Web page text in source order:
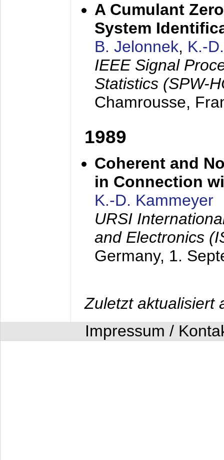
A Cumulant
System
B. Jelonnek, K.-
IEEE Signal
Statistics (SPW-
Chamrousse,
1989
Coherent and
in Connection
K.-D. Kammeyer
URSI
and Electronics
Germany, 1.
Zuletzt aktualisiert
Impressum /